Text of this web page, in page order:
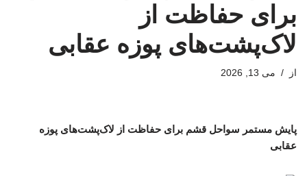
برای حفاظت از
لاک‌پشت‌های پوزه عقابی
از می 13, 2026
پایش مستمر سواحل قشم برای حفاظت از لاک‌پشت‌های پوزه
عقابی